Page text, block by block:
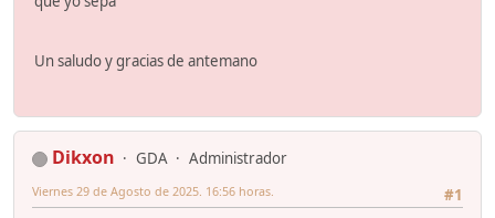
Un saludo y gracias de antemano
Dikxon GDA
Administrador
#1
Viernes 29 de Agosto de 2025. 16:56 horas.